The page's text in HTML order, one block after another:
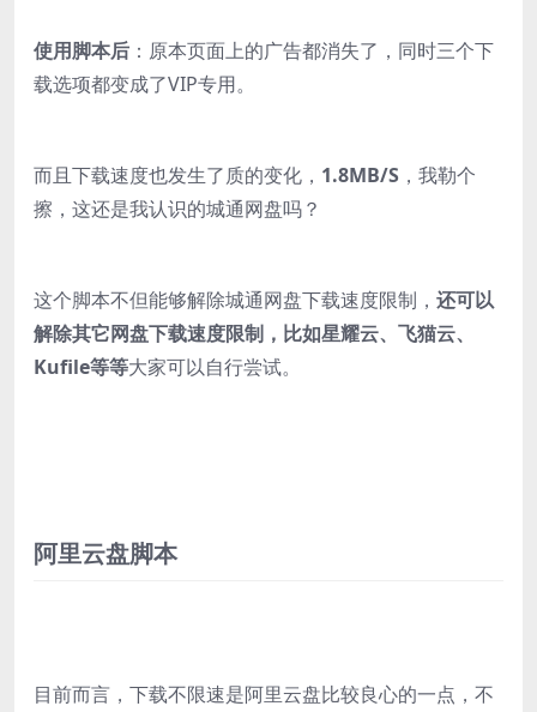
使用脚本后 ：原本页面上的广告都消失了，同时三个下
载选项都变成了VIP专用。
而且下载速度也发生了质的变化， 1.8MB/S ，我勒个
擦，这还是我认识的城通网盘吗？
这个脚本不但能够解除城通网盘下载速度限制， 还可以
解除其它网盘下载速度限制，比如星耀云、飞猫云、
Kufile等等大家可以自行尝试。
阿里云盘脚本
目前而言，下载不限速是阿里云盘比较良心的一点，不